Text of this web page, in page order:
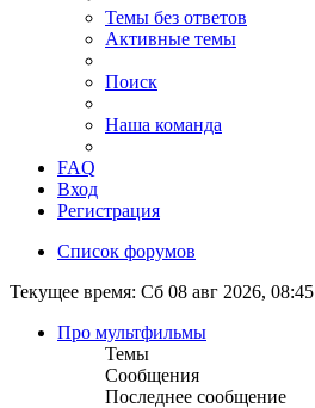
Темы без ответов
Активные темы
Поиск
Наша команда
FAQ
Вход
Регистрация
Список форумов
Текущее время: Сб 08 авг 2026, 08:45
Про мультфильмы
Темы
Сообщения
Последнее сообщение